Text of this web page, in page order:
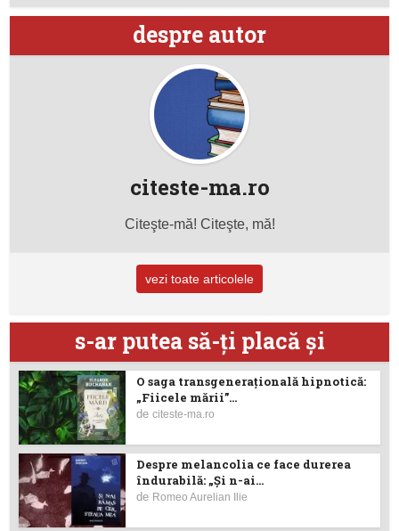
despre autor
citeste-ma.ro
Citeşte-mă! Citeşte, mă!
vezi toate articolele
s-ar putea să-ţi placă şi
O saga transgenerațională hipnotică:
„Fiicele mării”...
deciteste-ma.ro
Despre melancolia ce face durerea
îndurabilă: „Și n-ai...
de Romeo Aurelian Ilie